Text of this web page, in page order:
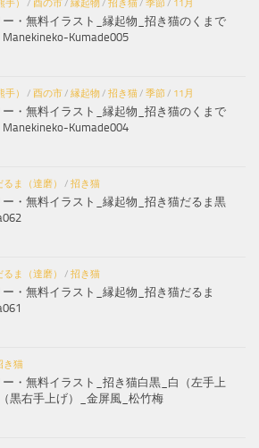
手） / 酉の市/ 縁起物/ 招き猫/ 季節/ 11月
・無料イラスト_縁起物_招き猫のくまで
Manekineko-Kumade005
手） / 酉の市/ 縁起物/ 招き猫/ 季節/ 11月
・無料イラスト_縁起物_招き猫のくまで
Manekineko-Kumade004
るま（達磨） / 招き猫
・無料イラスト_縁起物_招き猫だるま黒
るま（達磨） / 招き猫
・無料イラスト_縁起物_招き猫だるま
き猫
・無料イラスト_招き猫白黒_白（左手上
黒右手上げ）_金屏風_松竹梅